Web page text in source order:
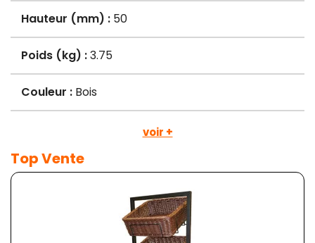
Hauteur (mm) : 50
Poids (kg) :3.75
Couleur : Bois
voir +
Top Vente